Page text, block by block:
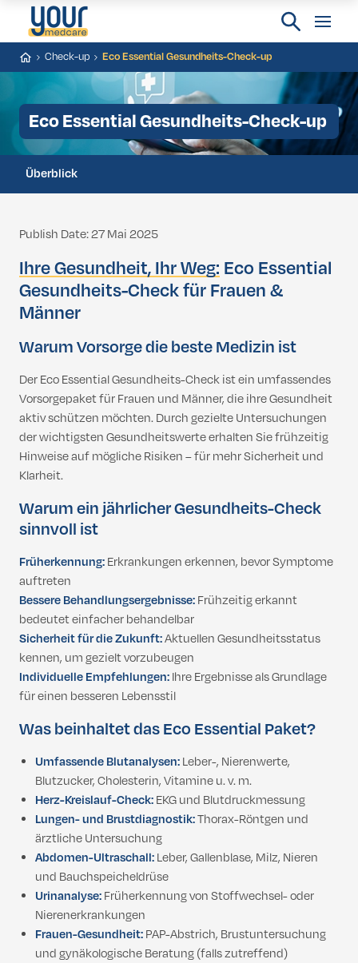
Check-up Eco Essential Gesundheits-Check-up
Eco Essential Gesundheits-Check-up
Überblick
Publish Date: 27 Mai 2025
Ihre Gesundheit, Ihr Weg: Eco Essential
Gesundheits-Check für Frauen &
Männer
Warum Vorsorge die beste Medizin ist
Der Eco Essential Gesundheits-Check ist ein umfassendes
Vorsorgepaket für Frauen und Männer, die ihre Gesundheit
aktiv schützen möchten. Durch gezielte Untersuchungen
der wichtigsten Gesundheitswerte erhalten Sie frühzeitig
Hinweise auf mögliche Risiken – für mehr Sicherheit und
Klarheit.
Warum ein jährlicher Gesundheits-Check
sinnvoll ist
Früherkennung:Erkrankungen erkennen, bevor Symptome
auftreten
Bessere Behandlungsergebnisse:Frühzeitig erkannt
bedeutet einfacher behandelbar
Sicherheit für die Zukunft:Aktuellen Gesundheitsstatus
kennen, um gezielt vorzubeugen
Individuelle Empfehlungen:Ihre Ergebnisse als Grundlage
für einen besseren Lebensstil
Was beinhaltet das Eco Essential Paket?
Umfassende Blutanalysen:Leber-, Nierenwerte,
Blutzucker, Cholesterin, Vitamine u. v. m.
Herz-Kreislauf-Check:EKG und Blutdruckmessung
Lungen- und Brustdiagnostik:Thorax-Röntgen und
ärztliche Untersuchung
Abdomen-Ultraschall:Leber, Gallenblase, Milz, Nieren
und Bauchspeicheldrüse
Urinanalyse:Früherkennung von Stoffwechsel- oder
Nierenerkrankungen
Frauen-Gesundheit:PAP-Abstrich, Brustuntersuchung
und gynäkologische Beratung (falls zutreffend)